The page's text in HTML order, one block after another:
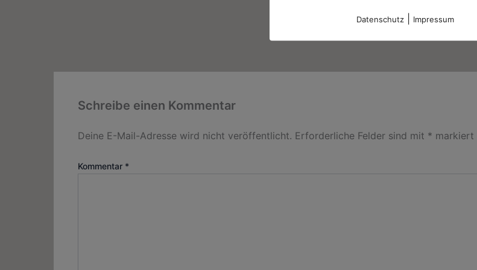
Schreibe einen Kommentar
Deine E-Mail-Adresse wird nicht veröffentlicht. Erforderliche Felder sind mit * markiert
Kommentar *
Datenschutz Impressum